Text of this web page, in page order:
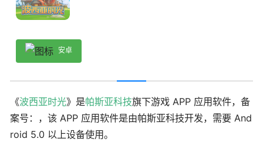
安卓
《波西亚时光》是帕斯亚科技旗下游戏 APP 应用软件，备
案号：，该 APP 应用软件是由帕斯亚科技开发，需要 And
roid 5.0 以上设备使用。